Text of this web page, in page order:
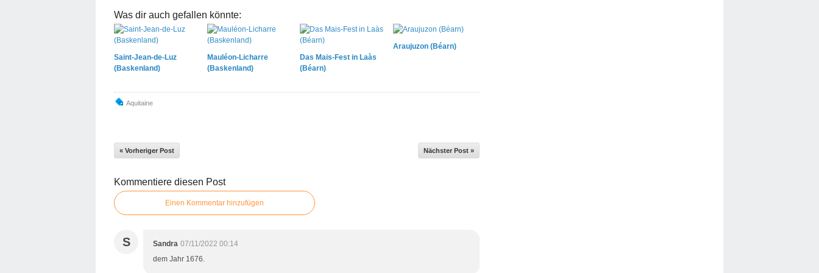
Was dir auch gefallen könnte:
Saint-Jean-de-Luz
(Baskenland)
Mauléon-Licharre
(Baskenland)
Das Mais-Fest in Laàs
(Béarn)
Araujuzon (Béarn)
Aquitaine
« Vorheriger Post Nächster Post »
Kommentiere diesen Post
Einen Kommentar hinzufügen
S Sandra 07/11/2022 00:14
dem Jahr 1676.